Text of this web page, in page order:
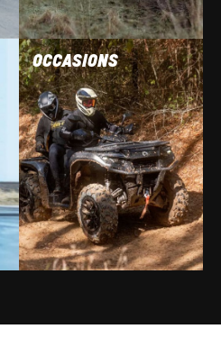
OCCASIONS